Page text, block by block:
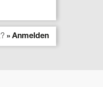
» Anmelden